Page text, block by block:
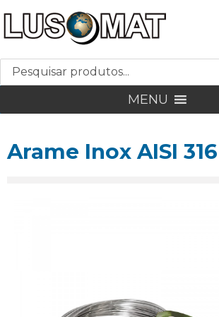
MENU
Arame Inox AISI 316